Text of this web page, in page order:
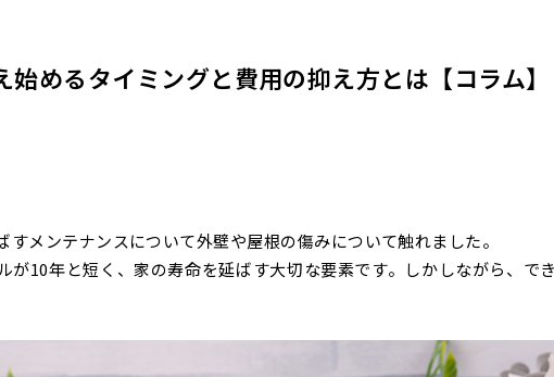
始めるタイミングと費用の抑え方とは【コラム】
すメンテナンスについて外壁や屋根の傷みについて触れました。
が10年と短く、家の寿命を延ばす大切な要素です。しかしながら、で